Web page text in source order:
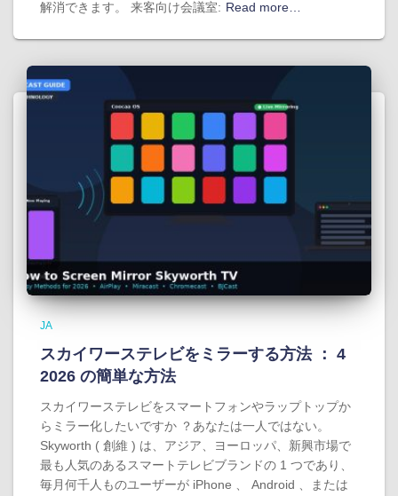
解消できます。 来客向け会議室: Read more…
JA
スカイワーステレビをミラーする方法 ： 4
2026 の簡単な方法
スカイワーステレビをスマートフォンやラップトップか
らミラー化したいですか ？あなたは一人ではない。
Skyworth ( 創維 ) は、アジア、ヨーロッパ、新興市場で
最も人気のあるスマートテレビブランドの 1 つであり、
毎月何千人ものユーザーが iPhone 、 Android 、または